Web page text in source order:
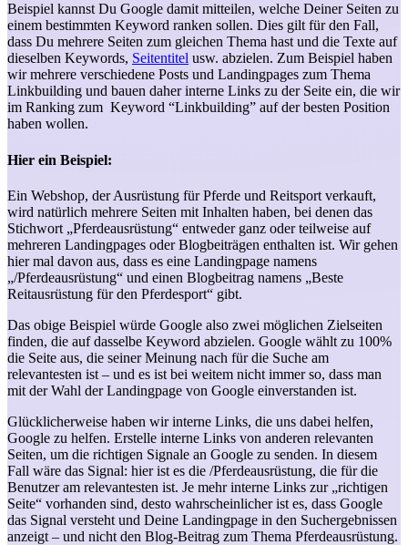
Beispiel kannst Du Google damit mitteilen, welche Deiner Seiten zu
einem bestimmten Keyword ranken sollen. Dies gilt für den Fall,
dass Du mehrere Seiten zum gleichen Thema hast und die Texte auf
dieselben Keywords, Seitentitel usw. abzielen. Zum Beispiel haben
wir mehrere verschiedene Posts und Landingpages zum Thema
Linkbuilding und bauen daher interne Links zu der Seite ein, die wir
im Ranking zum Keyword “Linkbuilding” auf der besten Position
haben wollen.
Hier ein Beispiel:
Ein Webshop, der Ausrüstung für Pferde und Reitsport verkauft,
wird natürlich mehrere Seiten mit Inhalten haben, bei denen das
Stichwort „Pferdeausrüstung“ entweder ganz oder teilweise auf
mehreren Landingpages oder Blogbeiträgen enthalten ist. Wir gehen
hier mal davon aus, dass es eine Landingpage namens
„/Pferdeausrüstung“ und einen Blogbeitrag namens „Beste
Reitausrüstung für den Pferdesport“ gibt.
Das obige Beispiel würde Google also zwei möglichen Zielseiten
finden, die auf dasselbe Keyword abzielen. Google wählt zu 100%
die Seite aus, die seiner Meinung nach für die Suche am
relevantesten ist – und es ist bei weitem nicht immer so, dass man
mit der Wahl der Landingpage von Google einverstanden ist.
Glücklicherweise haben wir interne Links, die uns dabei helfen,
Google zu helfen. Erstelle interne Links von anderen relevanten
Seiten, um die richtigen Signale an Google zu senden. In diesem
Fall wäre das Signal: hier ist es die /Pferdeausrüstung, die für die
Benutzer am relevantesten ist. Je mehr interne Links zur „richtigen
Seite“ vorhanden sind, desto wahrscheinlicher ist es, dass Google
das Signal versteht und Deine Landingpage in den Suchergebnissen
anzeigt – und nicht den Blog-Beitrag zum Thema Pferdeausrüstung.